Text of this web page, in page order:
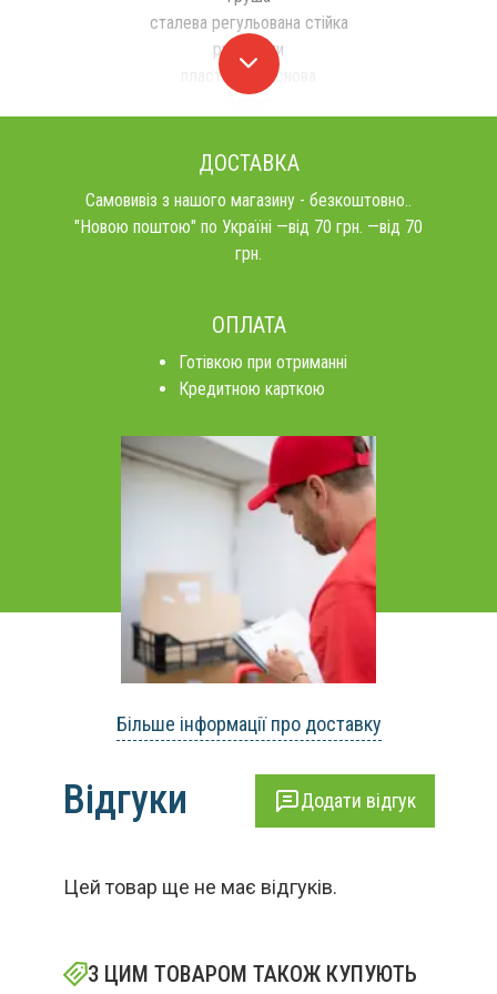
сталева регульована стійка
рукавички
пластикова основа
ДОСТАВКА
Самовивіз з нашого магазину - безкоштовно..
"Новою поштою" по Україні —від 70 грн. —від 70
грн.
ОПЛАТА
Готівкою при отриманні
Кредитною карткою
Більше інформації про доставку
Відгуки Додати відгук
Цей товар ще не має відгуків.
З ЦИМ ТОВАРОМ ТАКОЖ КУПУЮТЬ